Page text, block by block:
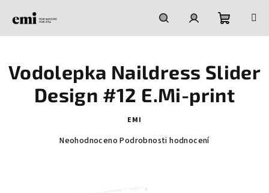
HledatPřihlášeníNákupní
košík
Vodolepka Naildress Slider
Design #12 E.Mi-print
EMI
Průměrné
Neohodnoceno Podrobnosti hodnocení